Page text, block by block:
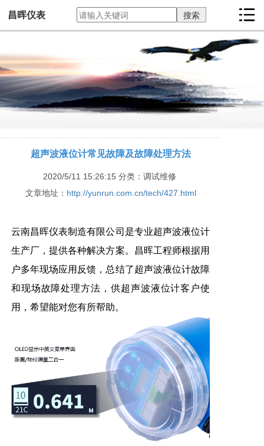
昌晖仪表
超声波液位计常见故障及故障处理方法
2020/5/11 15:26:15 分类：调试维修
文章地址： http://yunrun.com.cn/tech/427.html
云南昌晖仪表制造有限公司 是专业超声波液位计
生产厂，提供各种解决方案。昌晖工程师根据用
户多年现场应用反馈，总结了超声波液位计故障
和现场故障处理方法，供超声波液位计客户使
用，希望能对您有所帮助。